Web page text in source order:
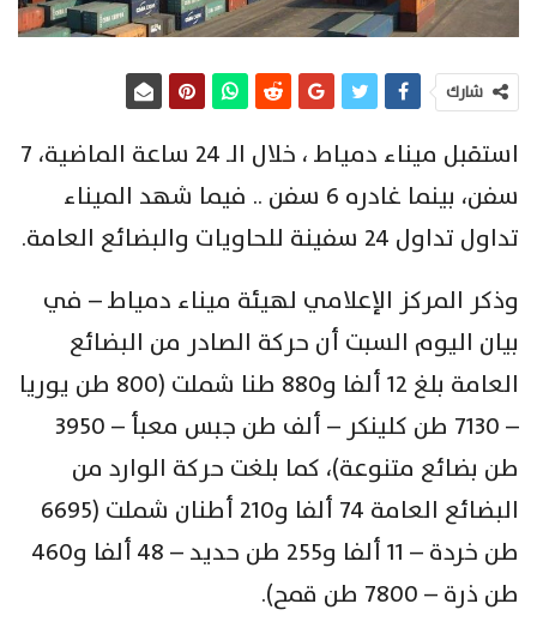
شارك
استقبل ميناء دمياط ، خلال الـ 24 ساعة الماضية، 7
سفن، بينما غادره 6 سفن .. فيما شهد الميناء
تداول تداول 24 سفينة للحاويات والبضائع العامة.
وذكر المركز الإعلامي لهيئة ميناء دمياط – في
بيان اليوم السبت أن حركة الصادر من البضائع
العامة بلغ 12 ألفا و880 طنا شملت (800 طن يوريا
– 7130 طن كلينكر – ألف طن جبس معبأ – 3950
طن بضائع متنوعة)، كما بلغت حركة الوارد من
البضائع العامة 74 ألفا و210 أطنان شملت (6695
طن خردة – 11 ألفا و255 طن حديد – 48 ألفا و460
طن ذرة – 7800 طن قمح).